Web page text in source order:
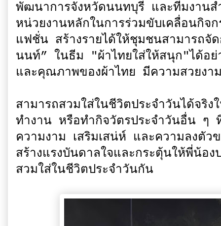
พัฒนาการจังหวัดนนทบุรี และทีมงาน
หน่วยงานหลักในการร่วมขับเคลื่อนกิ
แฟชั่น สร้างรายได้ให้ชุมชนสามารถจั
นนท์” ในธีม "ผ้าไทยใส่ให้สนุก"ได้อ
และคุณภาพของผ้าไทย มีความสวยงา
สามารถสวมใส่ในชีวิตประจำวันได้จริ
ทำงาน หรือทำกิจวัตรประจำวันอื่น ๆ
ความงาม เสริมเสน่ห์ และความลงตัว
สร้างแรงบันดาลใจและกระตุ้นให้พี่น้อ
สวมใส่ในชีวิตประจำวันกัน